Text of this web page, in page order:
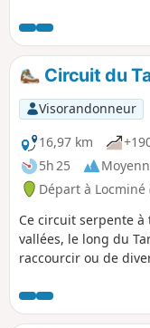
bons sentiers.
Circuit du
Visorandonneur
16,97 km
5h 25
Départ à
Ce circuit serpente
vallées, le long du
raccourcir ou de
nature bucolique